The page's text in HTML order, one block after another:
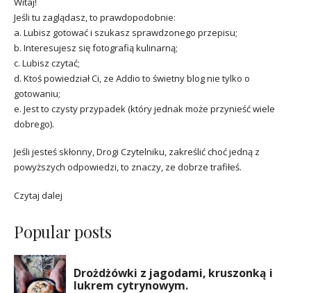
Jeśli tu zaglądasz, to prawdopodobnie:
a. Lubisz gotować i szukasz sprawdzonego przepisu;
b. Interesujesz się fotografią kulinarną;
c. Lubisz czytać;
d. Ktoś powiedział Ci, ze Addio to świetny blog nie tylko o
gotowaniu;
e. Jest to czysty przypadek (który jednak może przynieść wiele
dobrego).
Jeśli jesteś skłonny, Drogi Czytelniku, zakreślić choć jedną z
powyższych odpowiedzi, to znaczy, ze dobrze trafiłeś.
Czytaj dalej
Popular posts